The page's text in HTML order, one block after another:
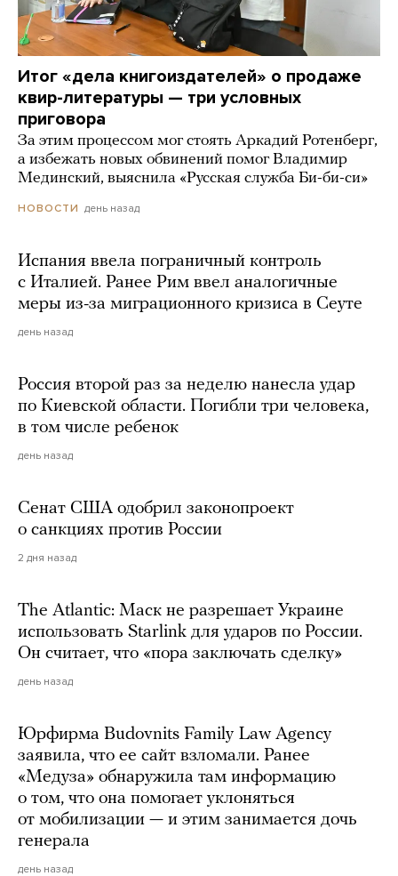
Итог «дела книгоиздателей» о продаже
квир-литературы — три условных
приговора
За этим процессом мог стоять Аркадий Ротенберг,
а избежать новых обвинений помог Владимир
Мединский, выяснила «Русская служба Би-би-си»
НОВОСТИ день назад
Испания ввела пограничный контроль
с Италией. Ранее Рим ввел аналогичные
меры из-за миграционного кризиса в Сеуте
день назад
Россия второй раз за неделю нанесла удар
по Киевской области. Погибли три человека,
в том числе ребенок
день назад
Сенат США одобрил законопроект
о санкциях против России
2 дня назад
The Atlantic: Маск не разрешает Украине
использовать Starlink для ударов по России.
Он считает, что «пора заключать сделку»
день назад
Юрфирма Budovnits Family Law Agency
заявила, что ее сайт взломали. Ранее
«Медуза» обнаружила там информацию
о том, что она помогает уклоняться
от мобилизации — и этим занимается дочь
генерала
день назад